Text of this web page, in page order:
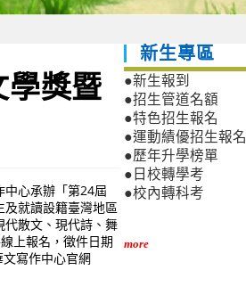
獎暨
心承辦「第24屆
就讀設籍臺灣地區
代散文、現代詩、舞
上報名，徵件日期
寫作中心官網
新生專區
●新生報到
●招生管道名額
●特色招生報名
●運動績優招生報名
●歷年升學榜單
●日校轉學考
●校內轉科考
more